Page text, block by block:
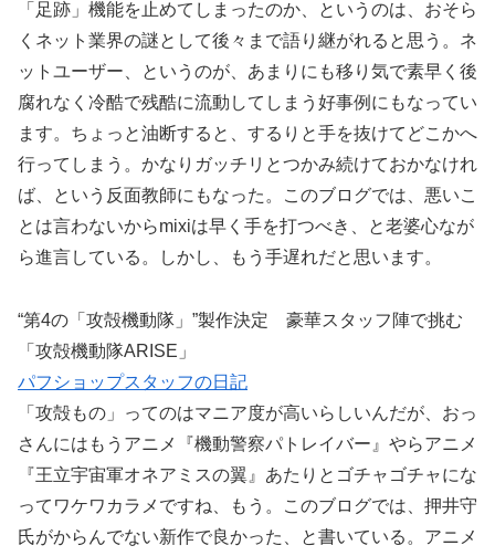
「足跡」機能を止めてしまったのか、というのは、おそら
くネット業界の謎として後々まで語り継がれると思う。ネ
ットユーザー、というのが、あまりにも移り気で素早く後
腐れなく冷酷で残酷に流動してしまう好事例にもなってい
ます。ちょっと油断すると、するりと手を抜けてどこかへ
行ってしまう。かなりガッチリとつかみ続けておかなけれ
ば、という反面教師にもなった。このブログでは、悪いこ
とは言わないからmixiは早く手を打つべき、と老婆心なが
ら進言している。しかし、もう手遅れだと思います。
“第4の「攻殻機動隊」”製作決定 豪華スタッフ陣で挑む
「攻殻機動隊ARISE」
パフショップスタッフの日記
「攻殻もの」ってのはマニア度が高いらしいんだが、おっ
さんにはもうアニメ『機動警察パトレイバー』やらアニメ
『王立宇宙軍オネアミスの翼』あたりとゴチャゴチャにな
ってワケワカラメですね、もう。このブログでは、押井守
氏がからんでない新作で良かった、と書いている。アニメ